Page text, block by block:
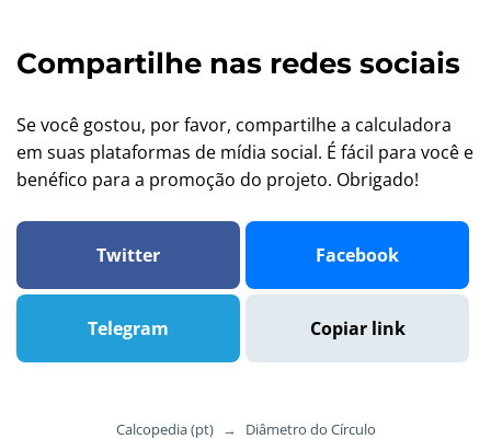
Compartilhe nas redes sociais
Se você gostou, por favor, compartilhe a calculadora
em suas plataformas de mídia social. É fácil para você e
benéfico para a promoção do projeto. Obrigado!
Twitter Facebook
Telegram Copiar link
Calcopedia (pt) → Diâmetro do Círculo